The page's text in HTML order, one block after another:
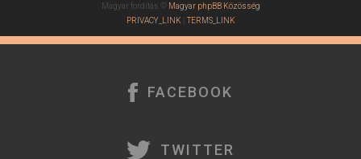
Magyar fordítás © Magyar phpBB Közösség
PRIVACY_LINK |TERMS_LINK
FACEBOOK
TWITTER